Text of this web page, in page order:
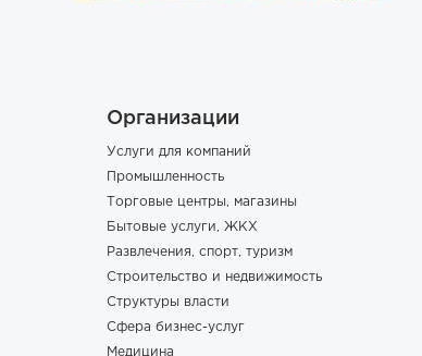
Организации
Услуги для компаний
Промышленность
Торговые центры, магазины
Бытовые услуги, ЖКХ
Развлечения, спорт, туризм
Строительство и недвижимость
Структуры власти
Сфера бизнес-услуг
Медицина